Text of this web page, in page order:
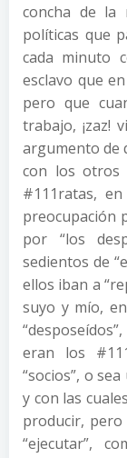
concha de la
políticas que
cada minuto
esclavo que
pero que
trabajo, ¡zaz!
argumento de
con los otros
#111ratas,
preocupación
por “los
sedientos de
ellos iban a
suyo y mío,
eran los
“socios”, o
y con las
producir,
“ejecutar”,